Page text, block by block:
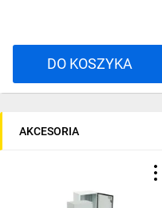
DO KOSZYKA
AKCESORIA